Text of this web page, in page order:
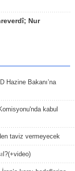
Nur
Hazine Bakanı’na
kabul
taviz vermeyecek